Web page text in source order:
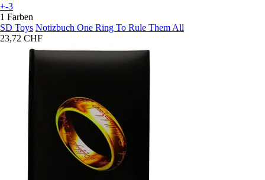
+-3
1 Farben
SD Toys Notizbuch One Ring To Rule Them All
23,72 CHF